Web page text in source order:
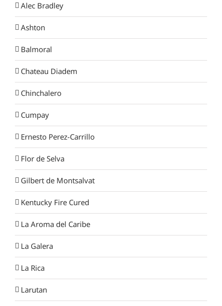
Alec Bradley
Ashton
Balmoral
Chateau Diadem
Chinchalero
Cumpay
Ernesto Perez-Carrillo
Flor de Selva
Gilbert de Montsalvat
Kentucky Fire Cured
La Aroma del Caribe
La Galera
La Rica
Larutan